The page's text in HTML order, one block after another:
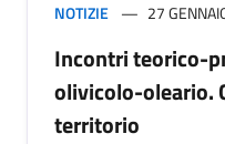
NOTIZIE 27
Incontri teorico-
olivicolo-oleario.
territorio